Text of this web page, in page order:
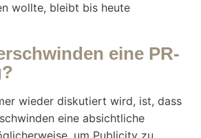
wollte, bleibt bis heute
eine PR-
wieder diskutiert wird, ist, dass
eine absichtliche
um Publicity zu